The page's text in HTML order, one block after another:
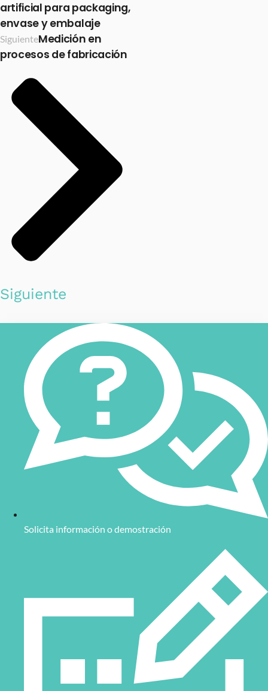
artificial para packaging,
envase y embalaje
SiguienteMedición en
procesos de fabricación
Siguiente
Solicita información o demostración